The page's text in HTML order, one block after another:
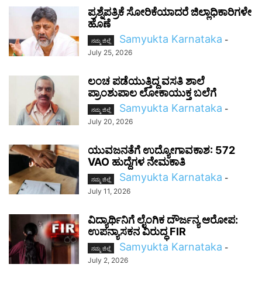
ಪ್ರಶ್ನೆಪತ್ರಿಕೆ ಸೋರಿಕೆಯಾದರೆ ಜಿಲ್ಲಾಧಿಕಾರಿಗಳೇ
ಹೊಣೆ
ನಮ್ಮ ಜಿಲ್ಲೆ Samyukta Karnataka -
July 25, 2026
ಲಂಚ ಪಡೆಯುತ್ತಿದ್ದ ವಸತಿ ಶಾಲೆ
ಪ್ರಾಂಶುಪಾಲ ಲೋಕಾಯುಕ್ತ ಬಲೆಗೆ
ನಮ್ಮ ಜಿಲ್ಲೆ Samyukta Karnataka -
July 20, 2026
ಯುವಜನತೆಗೆ ಉದ್ಯೋಗಾವಕಾಶ: 572
VAO ಹುದ್ದೆಗಳ ನೇಮಕಾತಿ
ನಮ್ಮ ಜಿಲ್ಲೆ Samyukta Karnataka -
July 11, 2026
ವಿದ್ಯಾರ್ಥಿನಿಗೆ ಲೈಂಗಿಕ ದೌರ್ಜನ್ಯ ಆರೋಪ:
ಉಪನ್ಯಾಸಕನ ವಿರುದ್ಧ FIR
ನಮ್ಮ ಜಿಲ್ಲೆ Samyukta Karnataka -
July 2, 2026